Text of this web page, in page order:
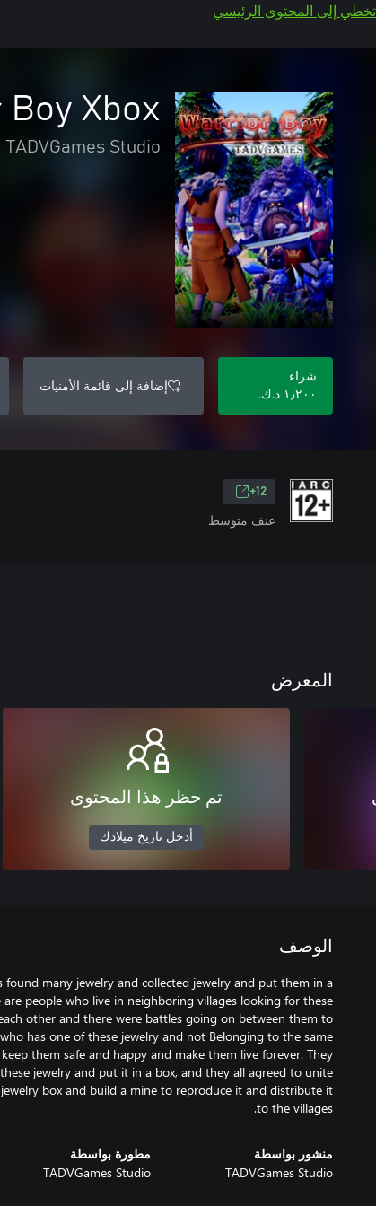
تخطي إلى المحتوى الرئيسي
Xbox
TADVGames Studio
شراء
١٫٢٠٠ د.ك.‏
إضافة إلى قائمة الأمنيات
12+
عنف متوسط
المعرض
تم حظر هذا المحتوى
أدخل تاريخ ميلادك
الوصف
many jewelry and collected jewelry and put them in a
people who live in neighboring villages looking for these
other and there were battles going on between them to
has one of these jewelry and not Belonging to the same
them safe and happy and make them live forever. They
jewelry and put it in a box, and they all agreed to unite
box and build a mine to reproduce it and distribute it
to the villages.
منشور بواسطة
TADVGames Studio
مطورة بواسطة
TADVGames Studio